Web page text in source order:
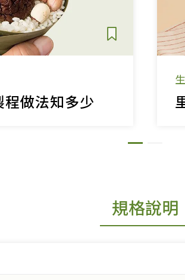
做法知多少
規格說明